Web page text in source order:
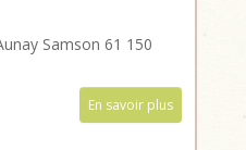
Samson 61 150
En savoir plus